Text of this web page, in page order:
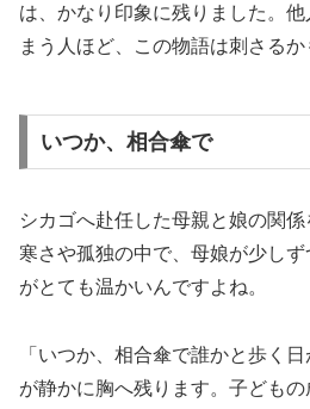
は、かなり印象に残りました。
まう人ほど、この物語は刺さるか
いつか、相合傘で
シカゴへ赴任した母親と娘の関
寒さや孤独の中で、母娘が少し
がとても温かいんですよね。
「いつか、相合傘で誰かと歩く
が静かに胸へ残ります。子ども